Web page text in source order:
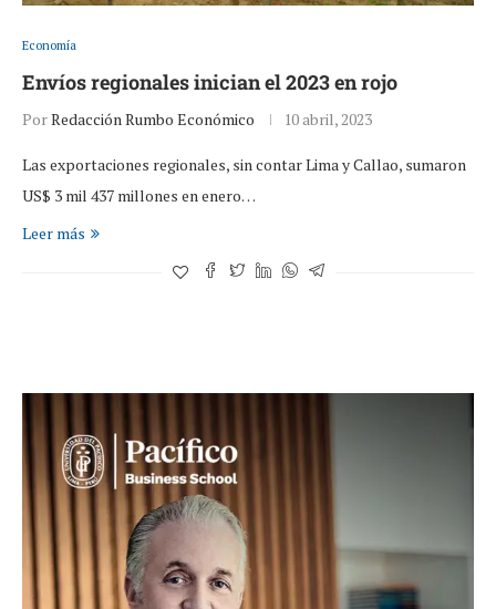
Economía
Envíos regionales inician el 2023 en rojo
PorRedacción Rumbo Económico 10 abril, 2023
Las exportaciones regionales, sin contar Lima y Callao, sumaron
US$ 3 mil 437 millones en enero…
Leer más